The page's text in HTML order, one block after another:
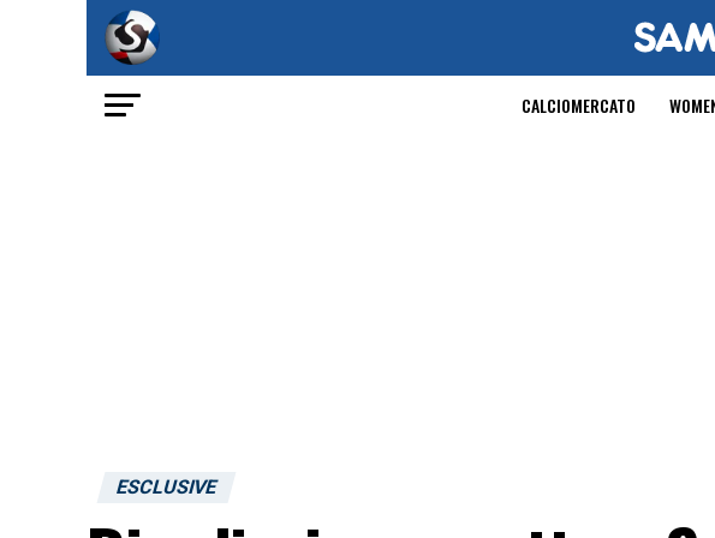
CALCIOMERCATO
ESCLUSIVE